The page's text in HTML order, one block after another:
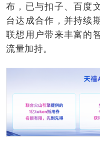
布，已与扣子、百度
台达成合作，并持续
联想用户带来丰富的
流量加持。